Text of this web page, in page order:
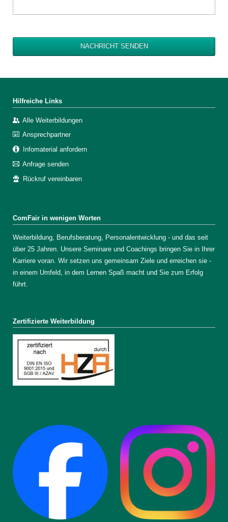
NACHRICHT SENDEN
Hilfreiche Links
Alle Weiterbildungen
Ansprechpartner
Infomaterial anfordern
Anfrage senden
Rückruf vereinbaren
ComFair in wenigen Worten
Weiterbildung, Berufsberatung, Personalentwicklung - und das seit
über 25 Jahren. Unsere Seminare und Coachings bringen Sie in Ihrer
Karriere voran. Wir setzen uns gemeinsam Ziele und erreichen sie -
in einem Umfeld, in dem Lernen Spaß macht und Sie zum Erfolg
führt.
Zertifizierte Weiterbildung